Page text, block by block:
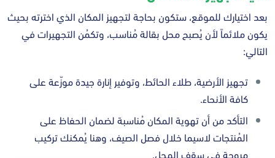
بعد اختيارك للموقع، ستكون بحاجة لتجهيز المكان الذي اخترته بحيث
يكون ملائماً لأن يُصبح محل بقالة مُناسب، وتكمُن التجهيرات في
التالي:
تجهيز الأرضية، طلاء الحائط، وتوفير إنارة جيدة موزّعة على
كافة الأنحاء.
التأكد من أن تهوية المكان مُناسبة لضمان الحفاظ على
المُنتجات لاسيما خلال فصل الصيف، وهنا يُمكنك تركيب
مروحة في سقف المحل.